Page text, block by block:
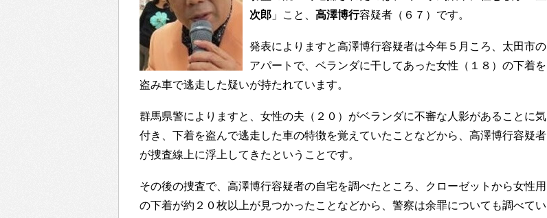
次郎 」こと、 高澤博行容疑者（６７）です。
発表によりますと高澤博行容疑者は今年５月ころ、太田市の
アパートで、ベランダに干してあった女性（１８）の下着を
盗み車で逃走した疑いが持たれています。
群馬県警によりますと、女性の夫（２０）がベランダに不審な人影があることに気
付き、下着を盗んで逃走した車の特徴を覚えていたことなどから、高澤博行容疑者
が捜査線上に浮上してきたということです。
その後の捜査で、高澤博行容疑者の自宅を調べたところ、クローゼットから女性用
の下着が約２０枚以上が見つかったことなどから、警察は余罪についても調べてい